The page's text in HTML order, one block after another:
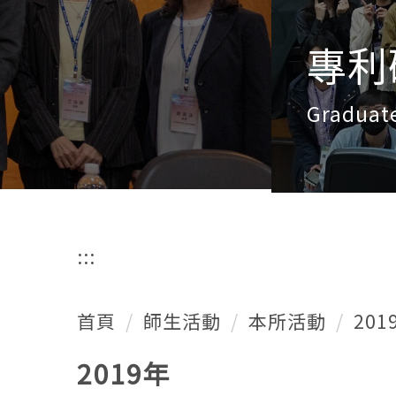
專利研究所
Graduate Institute of Patent
:::
首頁 師生活動 本所活動
2019年